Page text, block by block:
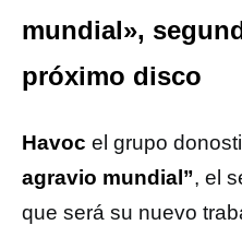
mundial»,
próximo disco
Havoc el grupo
agravio mundial”, el
que será su nuevo